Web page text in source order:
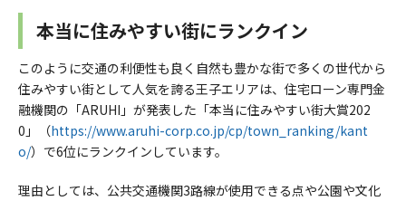
本当に住みやすい街にランクイン
このように交通の利便性も良く自然も豊かな街で多くの世代から
住みやすい街として人気を誇る王子エリアは、住宅ローン専門金
融機関の「ARUHI」が発表した「本当に住みやすい街大賞202
0」（https://www.aruhi-corp.co.jp/cp/town_ranking/kant
o/）で6位にランクインしています。
理由としては、公共交通機関3路線が使用できる点や公園や文化